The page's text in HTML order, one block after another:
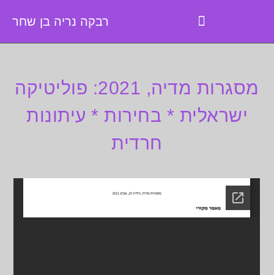
רבקה נריה בן שחר
מסגרות מדיה, 2021: פוליטיקה
ישראלית * בחירות * עיתונות
חרדית